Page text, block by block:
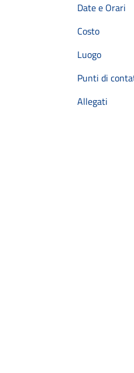
Date e Orari
Costo
Luogo
Punti di
Allegati